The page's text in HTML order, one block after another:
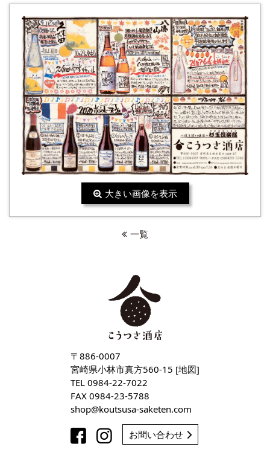
大きい画像を表示
一覧
〒886-0007
宮崎県小林市真方560-15 [地図]
TEL 0984-22-7022
FAX 0984-23-5788
shop
koutsusa-saketen com
お問い合わせ